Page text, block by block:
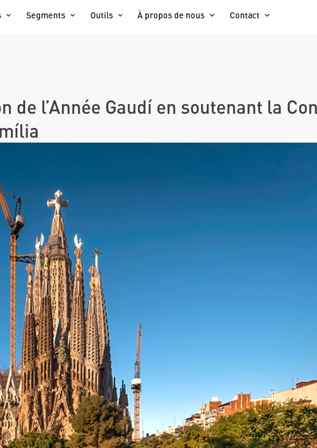
Segments Outils À propos de nous Contact
de l’Année Gaudí en soutenant la